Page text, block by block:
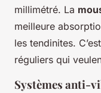
millimétré. La
meilleure
les tendinites.
réguliers qui
Systèmes anti-